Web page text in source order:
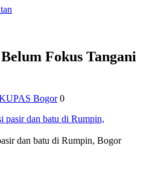
Fokus Tangani
Bogor 0
dan batu di Rumpin, Bogor